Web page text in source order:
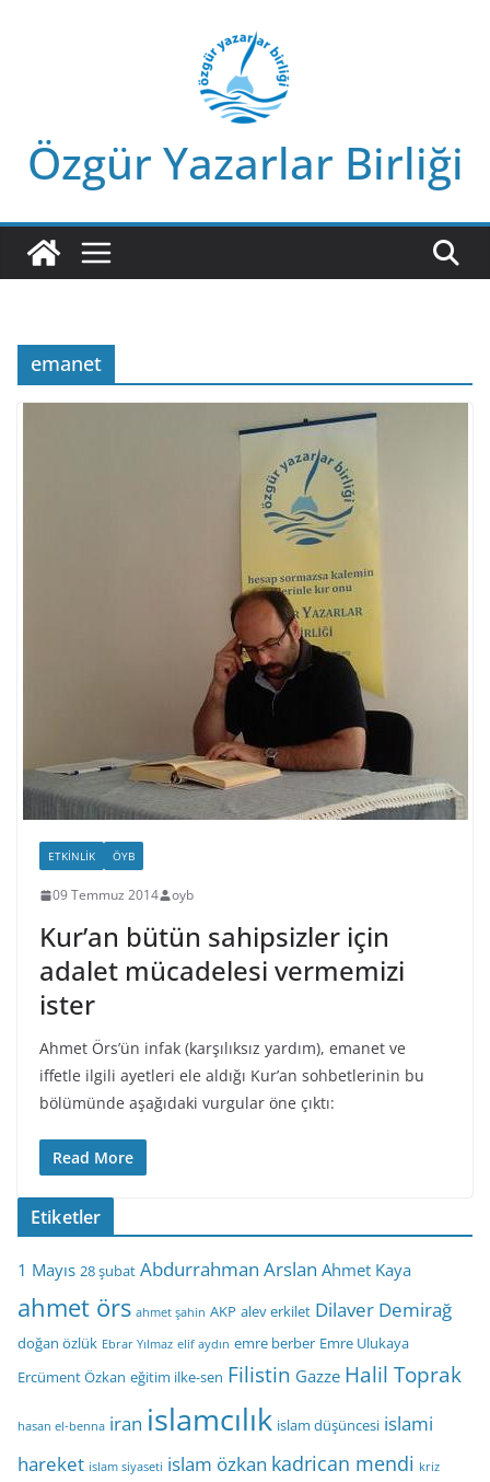
Özgür Yazarlar Birliği
emanet
ETKINLIK ÖYB
09 Temmuz 2014 oyb
Kur’an bütün sahipsizler için
adalet mücadelesi vermemizi
ister
Ahmet Örs’ün infak (karşılıksız yardım), emanet ve
iffetle ilgili ayetleri ele aldığı Kur’an sohbetlerinin bu
bölümünde aşağıdaki vurgular öne çıktı:
Read More
Etiketler
1 Mayıs 28 şubat Abdurrahman Arslan Ahmet Kaya
ahmet örs ahmet şahin AKP alev erkilet Dilaver Demirağ
doğan özlük Ebrar Yılmaz elif aydın emre berber Emre Ulukaya
Ercüment Özkan eğitim ilke-sen Filistin Gazze Halil Toprak
hasan el-benna iran islamcılık islam düşüncesi islami
hareket islam siyaseti islam özkan kadrican mendi kriz